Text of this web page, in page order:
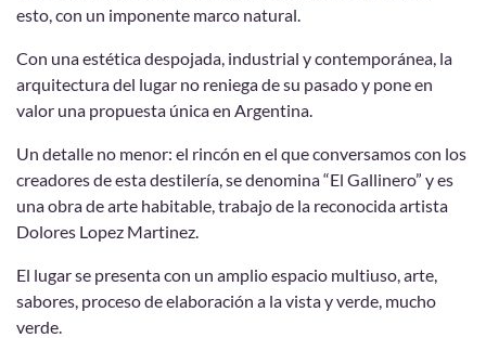
esto, con un imponente marco natural.
Con una estética despojada, industrial y contemporánea, la
arquitectura del lugar no reniega de su pasado y pone en
valor una propuesta única en Argentina.
Un detalle no menor: el rincón en el que conversamos con los
creadores de esta destilería, se denomina “El Gallinero” y es
una obra de arte habitable, trabajo de la reconocida artista
Dolores Lopez Martinez.
El lugar se presenta con un amplio espacio multiuso, arte,
sabores, proceso de elaboración a la vista y verde, mucho
verde.